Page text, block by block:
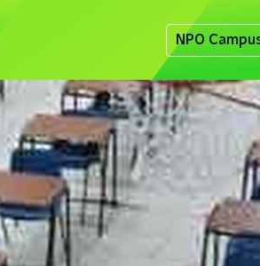
NPO